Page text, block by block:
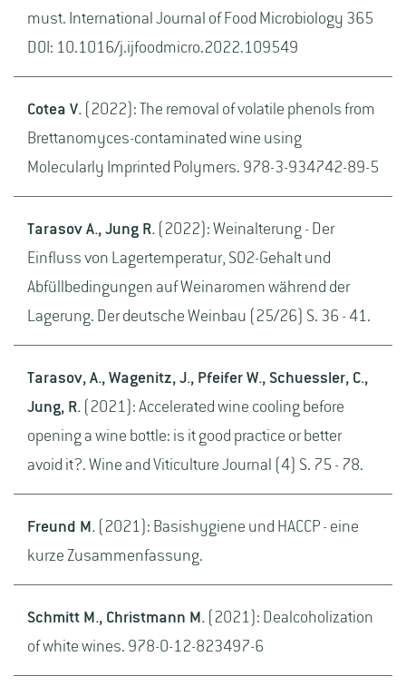
must. International Journal of Food Microbiology 365
DOI: 10.1016/j.ijfoodmicro.2022.109549
Cotea V. (2022): The removal of volatile phenols from
Brettanomyces-contaminated wine using
Molecularly Imprinted Polymers. 978-3-934742-89-5
Tarasov A., Jung R. (2022): Weinalterung - Der
Einfluss von Lagertemperatur, SO2-Gehalt und
Abfüllbedingungen auf Weinaromen während der
Lagerung. Der deutsche Weinbau (25/26) S. 36 - 41.
Tarasov, A., Wagenitz, J., Pfeifer W., Schuessler, C.,
Jung, R. (2021): Accelerated wine cooling before
opening a wine bottle: is it good practice or better
avoid it?. Wine and Viticulture Journal (4) S. 75 - 78.
Freund M. (2021): Basishygiene und HACCP - eine
kurze Zusammenfassung.
Schmitt M., Christmann M. (2021): Dealcoholization
of white wines. 978-0-12-823497-6